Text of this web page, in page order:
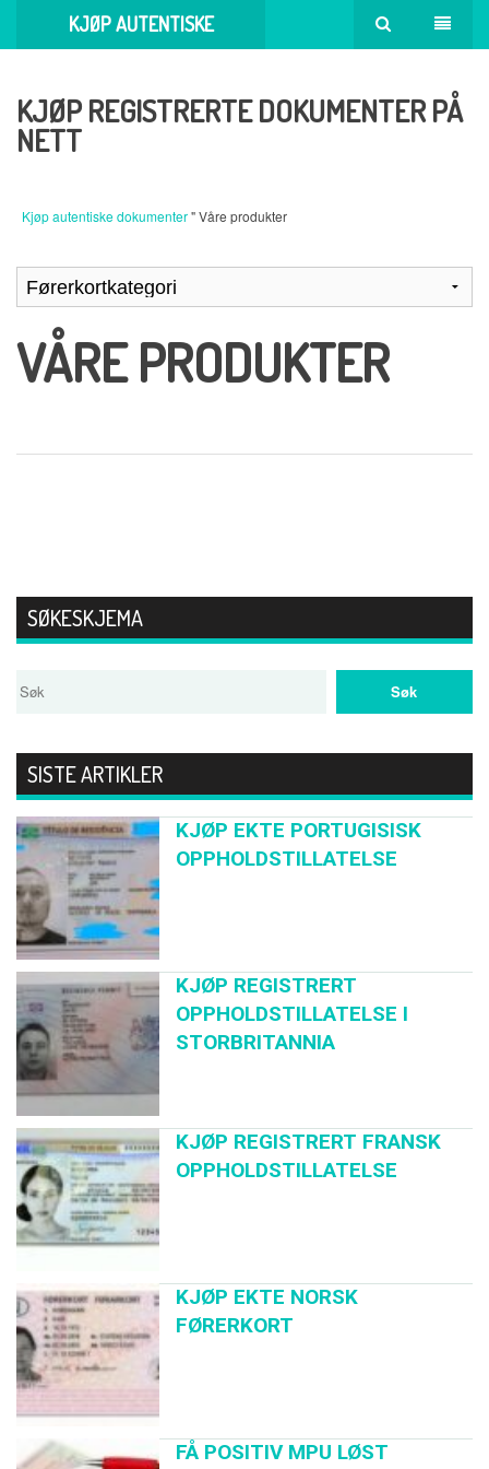
KJØP AUTENTISKE
KJØP REGISTRERTE DOKUMENTER PÅ
NETT
Kjøp autentiske dokumenter" Våre produkter
VÅRE PRODUKTER
SØKESKJEMA
SISTE ARTIKLER
KJØP EKTE PORTUGISISK
OPPHOLDSTILLATELSE
KJØP REGISTRERT
OPPHOLDSTILLATELSE I
STORBRITANNIA
KJØP REGISTRERT FRANSK
OPPHOLDSTILLATELSE
KJØP EKTE NORSK
FØRERKORT
FÅ POSITIV MPU LØST